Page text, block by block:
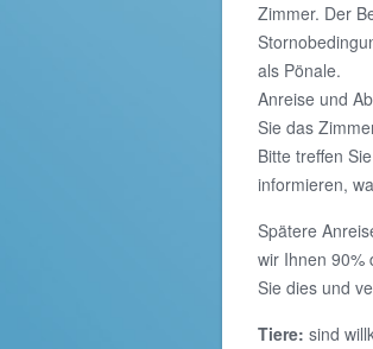
Zimmer. Der
als Pönale.
Anreise und
Sie das
Bitte treffen
informieren,
Spätere
wir Ihnen 90%
Sie dies und
Tiere: sind